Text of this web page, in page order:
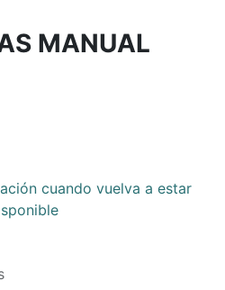
MANUAL
cuando vuelva a estar